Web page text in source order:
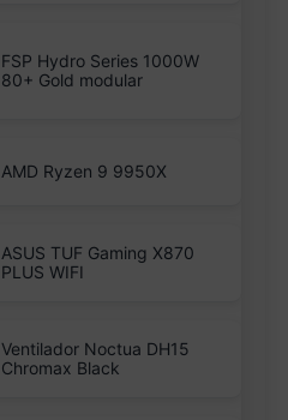
FSP Hydro Series 1000W
80+ Gold modular
AMD Ryzen 9 9950X
ASUS TUF Gaming X870
PLUS WIFI
Ventilador Noctua DH15
Chromax Black